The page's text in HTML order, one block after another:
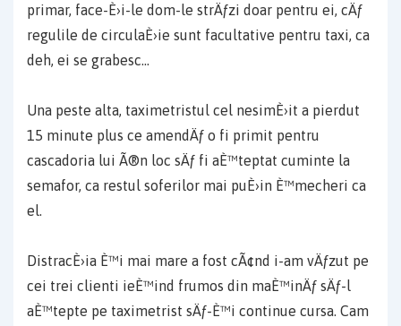
primar, face-È›i-le dom-le strÄƒzi doar pentru ei, cÄƒ
regulile de circulaÈ›ie sunt facultative pentru taxi, ca
deh, ei se grabesc…
Una peste alta, taximetristul cel nesimÈ›it a pierdut
15 minute plus ce amendÄƒ o fi primit pentru
cascadoria lui Ã®n loc sÄƒ fi aÈ™teptat cuminte la
semafor, ca restul soferilor mai puÈ›in È™mecheri ca
el.
DistracÈ›ia È™i mai mare a fost cÃ¢nd i-am vÄƒzut pe
cei trei clienti ieÈ™ind frumos din maÈ™inÄƒ sÄƒ-l
aÈ™tepte pe taximetrist sÄƒ-È™i continue cursa. Cam